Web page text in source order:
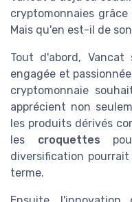
cryptomonnaies
Mais qu'en est-il de
Tout d'abord, Vancat
engagée et
cryptomonnaie
apprécient non
les produits dérivés
les croquettes
diversification
terme.